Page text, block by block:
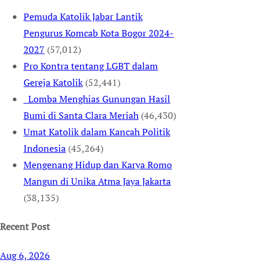
Pemuda Katolik Jabar Lantik
Pengurus Komcab Kota Bogor 2024-
2027 (57,012)
Pro Kontra tentang LGBT dalam
Gereja Katolik (52,441)
Lomba Menghias Gunungan Hasil
Bumi di Santa Clara Meriah (46,430)
Umat Katolik dalam Kancah Politik
Indonesia (45,264)
Mengenang Hidup dan Karya Romo
Mangun di Unika Atma Jaya Jakarta
(38,135)
Recent Post
Aug 6, 2026